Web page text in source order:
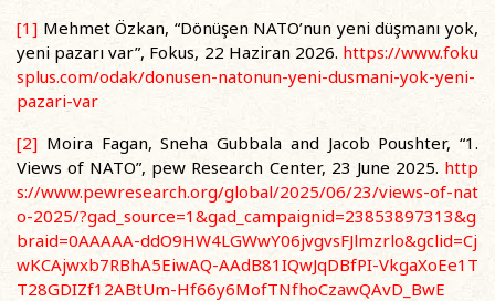
[1] Mehmet Özkan, “Dönüşen NATO’nun yeni düşmanı yok,
yeni pazarı var”, Fokus, 22 Haziran 2026. https://www.foku
splus.com/odak/donusen-natonun-yeni-dusmani-yok-yeni-
pazari-var
[2] Moira Fagan, Sneha Gubbala and Jacob Poushter, “1.
Views of NATO”, pew Research Center, 23 June 2025. http
s://www.pewresearch.org/global/2025/06/23/views-of-nat
o-2025/?gad_source=1&gad_campaignid=23853897313&g
braid=0AAAAA-ddO9HW4LGWwY06jvgvsFJlmzrlo&gclid=Cj
wKCAjwxb7RBhA5EiwAQ-AAdB81IQwJqDBfPI-VkgaXoEe1T
T28GDIZf12ABtUm-Hf66y6MofTNfhoCzawQAvD_BwE